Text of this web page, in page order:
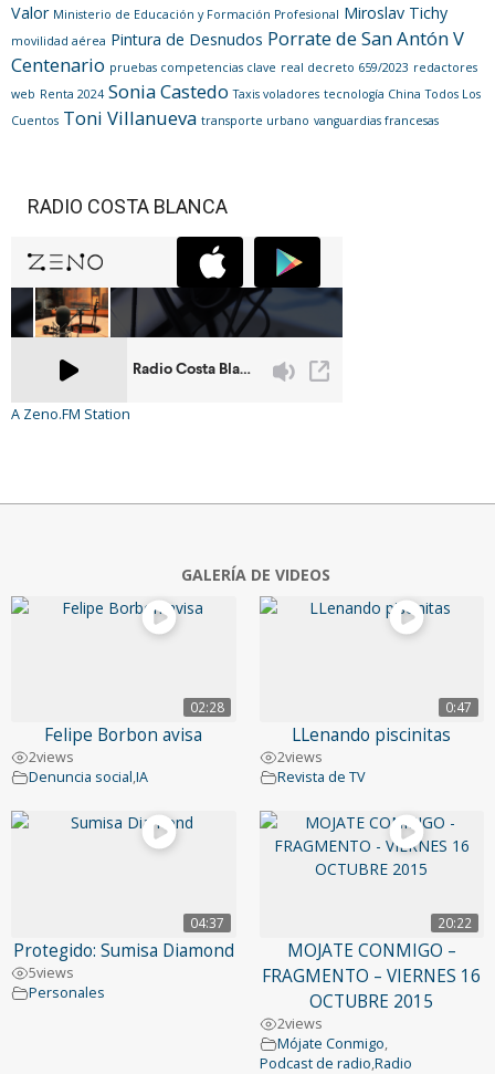
Valor Ministerio de Educación y Formación Profesional Miroslav Tichy
movilidad aérea Pintura de Desnudos Porrate de San Antón V
Centenario pruebas competencias clave real decreto 659/2023 redactores
web Renta 2024 Sonia Castedo Taxis voladores tecnología China Todos Los
Cuentos Toni Villanueva transporte urbano vanguardias francesas
RADIO COSTA BLANCA
A Zeno.FM Station
GALERÍA DE VIDEOS
02:28
Felipe Borbon avisa
2views
Denuncia social,IA
0:47
LLenando piscinitas
2views
Revista de TV
04:37
Protegido: Sumisa Diamond
5views
Personales
20:22
MOJATE CONMIGO –
FRAGMENTO – VIERNES 16
OCTUBRE 2015
2views
Mójate Conmigo,
Podcast de radio,Radio